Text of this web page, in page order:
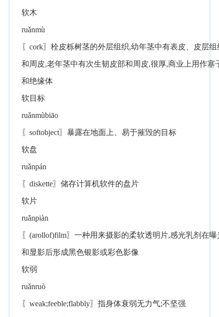
软木
ruǎnmù
〖cork〗栓皮栎树茎的外层组织,幼年茎中有表皮、皮层组
和周皮,老年茎中有次生韧皮部和周皮,很厚,商业上用作塞
和绝缘体
软目标
ruǎnmùbiāo
〖softobject〗暴露在地面上、易于摧毁的目标
软盘
ruǎnpán
〖diskette〗储存计算机软件的盘片
软片
ruǎnpiàn
〖(arollof)film〗一种用来摄影的柔软透明片,感光乳剂在曝
和显影后形成黑色银影或彩色影像
软弱
ruǎnruò
〖weak;feeble;flabbly〗指身体衰弱无力气;不坚强